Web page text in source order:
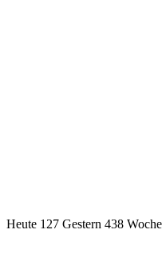
Heute 127 Gestern 438